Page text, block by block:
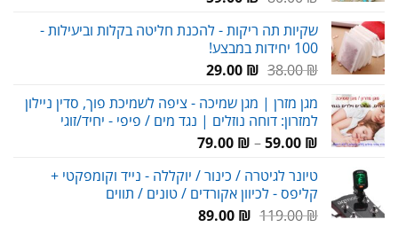
היה:
80.00 ₪.
הוא:
שקיות תה ריקות - להכנת חליטה בקלות וביעילות -
100 יחידות במבצע!
38.00₪
המחיר
היה:
38.00 ₪.
29.00 ₪
המחיר
הוא:
29.00 ₪.
מגן מזרן | מגן שמיכה - ציפה לשמיכת פוך, סדין ניילון
למזרון: דוחה נוזלים | נגד מים / פיפי - יחיד/זוגי
59.00 ₪
–
79.00 ₪
טווח
עד
טיונר לגיטרה / כינור / יוקללה - נייד וקומפקטי +
קליפס - לכיוון אקורדים / טונים / תווים
119.00₪
המחיר89.00 ₪
המחיר